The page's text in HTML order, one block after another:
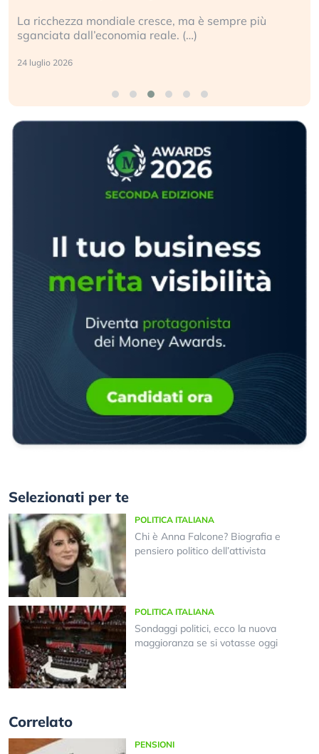
La ricchezza mondiale cresce, ma è sempre più
sganciata dall’economia reale. (…)
24 luglio 2026
Selezionati per te
POLITICA ITALIANA
Chi è Anna Falcone? Biografia e
pensiero politico dell’attivista
POLITICA ITALIANA
Sondaggi politici, ecco la nuova
maggioranza se si votasse oggi
Correlato
PENSIONI